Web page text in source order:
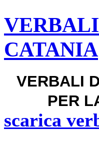
CATANIA
VERBALI
PER
scarica